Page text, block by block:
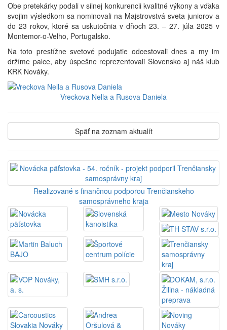
Obe pretekárky podali v silnej konkurencii kvalitné výkony a vďaka
svojim výsledkom sa nominovali na Majstrovstvá sveta juniorov a
do 23 rokov, ktoré sa uskutočnia v dňoch 23. – 27. júla 2025 v
Montemor-o-Velho, Portugalsko.
Na toto prestížne svetové podujatie odcestovali dnes a my im
držíme palce, aby úspešne reprezentovali Slovensko aj náš klub
KRK Nováky.
Vreckova Nella a Rusova Daniela
Späť na zoznam aktualít
Realizované s finančnou podporou Trenčianskeho
samosprávneho kraja